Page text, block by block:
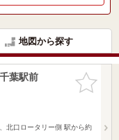
地図から探す
お気に入
りに追加
葉駅前
北口ロータリー側 駅から約